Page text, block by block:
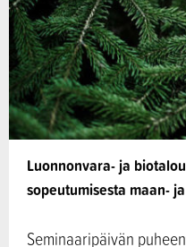
Luonnonvara- ja
sopeutumisesta maan-
Seminaaripäivän